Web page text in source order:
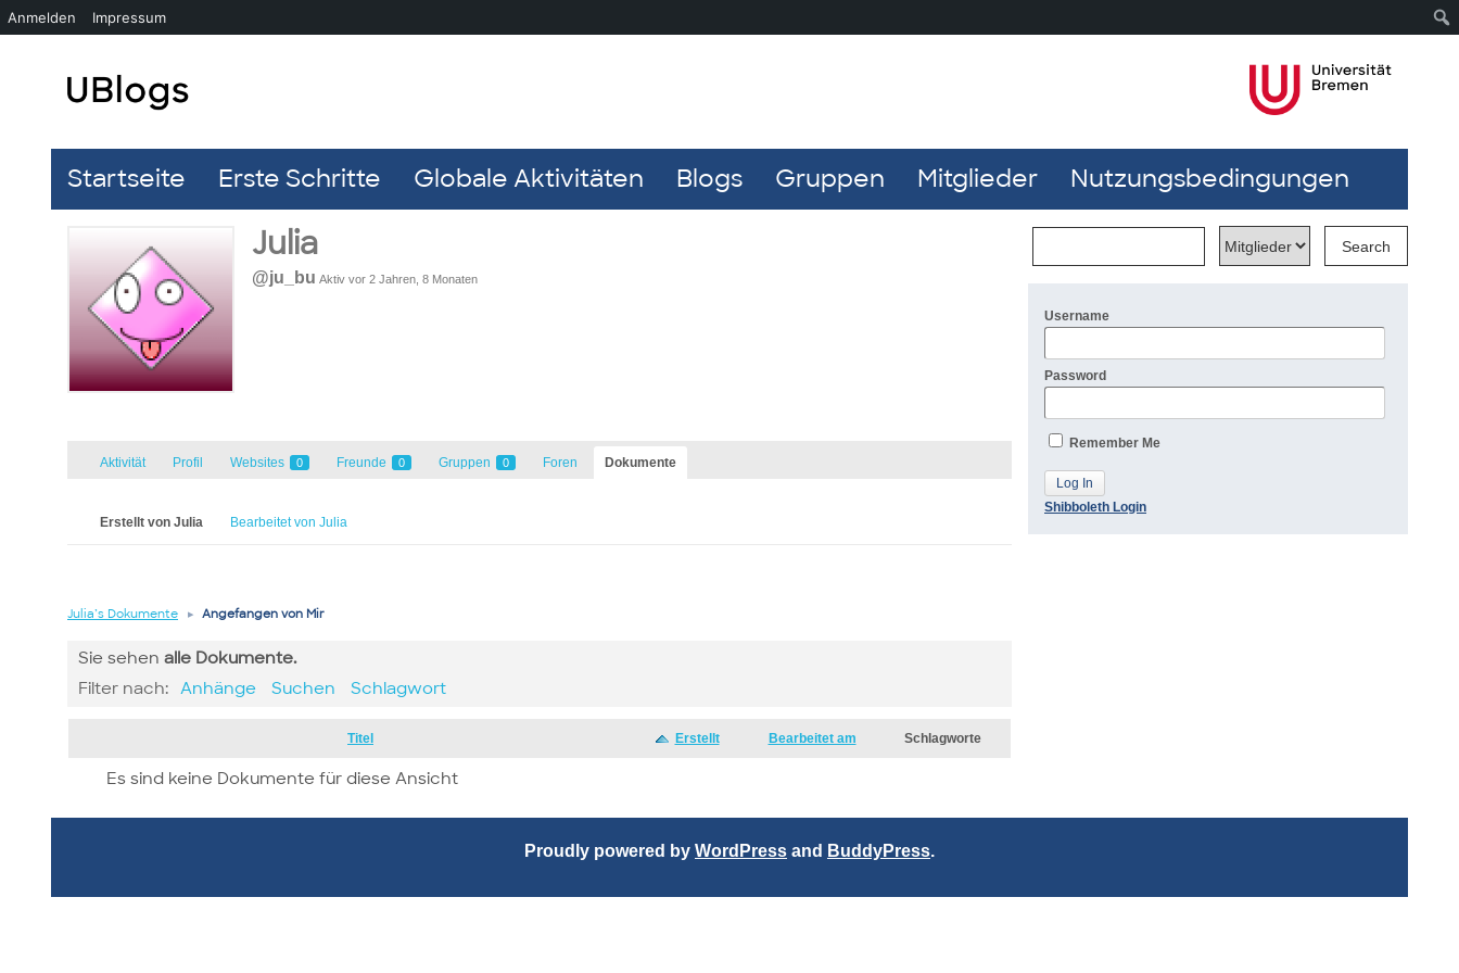
Startseite Erste Schritte Globale Aktivitäten Blogs Gruppen Mitglieder Nutzungsbedingungen
Julia
@ju_bu Aktiv vor 2 Jahren, 8 Monaten
Aktivität Profil Websites 0 Freunde 0 Gruppen 0 Foren Dokumente
Erstellt von Julia Bearbeitet von Julia
Julia’s Dokumente ▸ Angefangen von Mir
Sie sehen alle Dokumente.
Filter nach: Anhänge Suchen Schlagwort
Titel Erstellt Bearbeitet am Schlagworte
Es sind keine Dokumente für diese Ansicht
Username
Password
Remember Me
Shibboleth Login
Proudly powered by WordPress and BuddyPress.
Anmelden Impressum